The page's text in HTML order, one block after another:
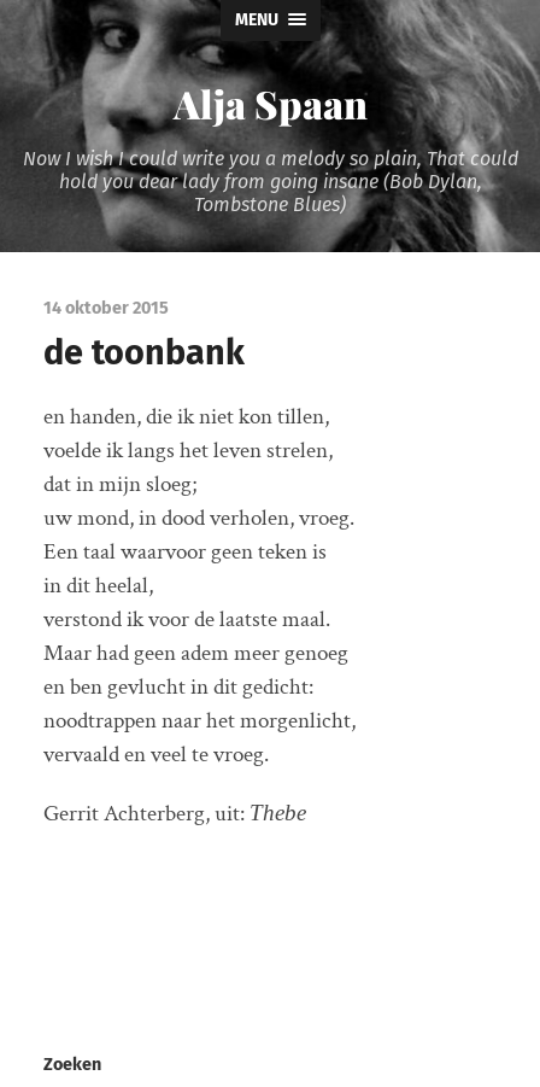
MENU
Alja Spaan
Now I wish I could write you a melody so plain, That could
hold you dear lady from going insane (Bob Dylan,
Tombstone Blues)
14 oktober 2015
de toonbank
en handen, die ik niet kon tillen,
voelde ik langs het leven strelen,
dat in mijn sloeg;
uw mond, in dood verholen, vroeg.
Een taal waarvoor geen teken is
in dit heelal,
verstond ik voor de laatste maal.
Maar had geen adem meer genoeg
en ben gevlucht in dit gedicht:
noodtrappen naar het morgenlicht,
vervaald en veel te vroeg.
Gerrit Achterberg, uit: Thebe
Zoeken